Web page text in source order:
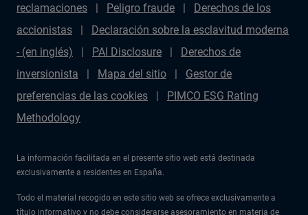
reclamaciones
Peligro fraude
Derechos de los
accionistas
Declaración sobre la esclavitud moderna
- (en inglés)
PAI Disclosure
Derechos de
inversionista
Mapa del sitio
Gestor de
preferencias de las cookies
PIMCO ESG Rating
Methodology
La información facilitada en el presente sitio web está destinada
exclusivamente a residentes en España.
Todo el material recogido en este sitio web se ofrece exclusivamente a
título informativo y no debe considerarse asesoramiento en materia de